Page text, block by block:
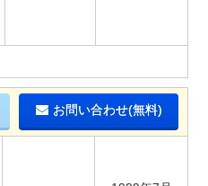
お問い合わせ(無料)